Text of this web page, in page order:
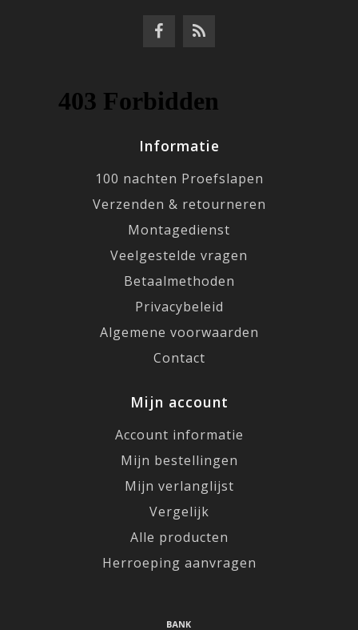
Informatie
100 nachten Proefslapen
Verzenden & retourneren
Montagedienst
Veelgestelde vragen
Betaalmethoden
Privacybeleid
Algemene voorwaarden
Contact
Mijn account
Account informatie
Mijn bestellingen
Mijn verlanglijst
Vergelijk
Alle producten
Herroeping aanvragen